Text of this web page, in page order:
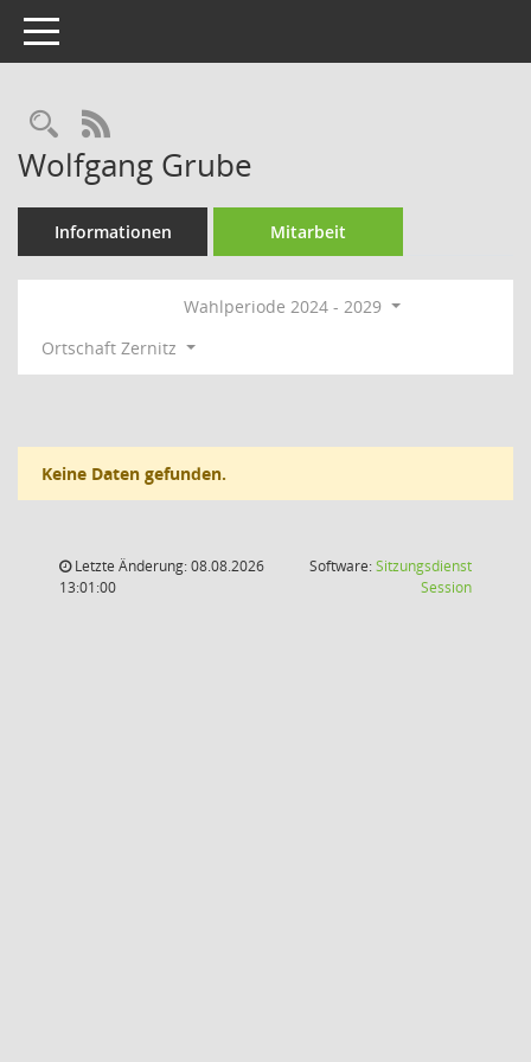
Toggle navigation
Rechercheauswahl
RSS-Feed
Wolfgang Grube
Informationen Mitarbeit
Wahlperiode 2024 - 2029
Ortschaft Zernitz
Keine Daten gefunden.
Letzte Änderung: 08.08.2026
13:01:00
Software:Sitzungsdienst
Session(Wird in